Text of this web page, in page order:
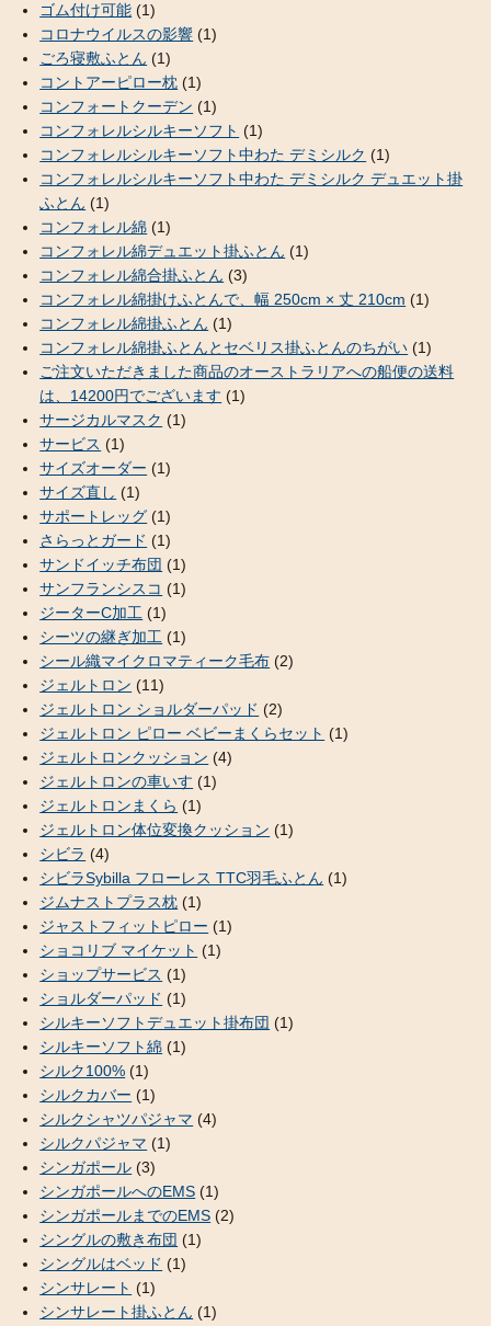
ゴム付け可能 (1)
コロナウイルスの影響 (1)
ごろ寝敷ふとん (1)
コントアーピロー枕 (1)
コンフォートクーデン (1)
コンフォレルシルキーソフト (1)
コンフォレルシルキーソフト中わた デミシルク (1)
コンフォレルシルキーソフト中わた デミシルク デュエット掛
ふとん (1)
コンフォレル綿 (1)
コンフォレル綿デュエット掛ふとん (1)
コンフォレル綿合掛ふとん (3)
コンフォレル綿掛けふとんで、幅 250cm × 丈 210cm (1)
コンフォレル綿掛ふとん (1)
コンフォレル綿掛ふとんとセベリス掛ふとんのちがい (1)
ご注文いただきました商品のオーストラリアへの船便の送料
は、14200円でございます (1)
サージカルマスク (1)
サービス (1)
サイズオーダー (1)
サイズ直し (1)
サポートレッグ (1)
さらっとガード (1)
サンドイッチ布団 (1)
サンフランシスコ (1)
ジーターC加工 (1)
シーツの継ぎ加工 (1)
シール織マイクロマティーク毛布 (2)
ジェルトロン (11)
ジェルトロン ショルダーパッド (2)
ジェルトロン ピロー ベビーまくらセット (1)
ジェルトロンクッション (4)
ジェルトロンの車いす (1)
ジェルトロンまくら (1)
ジェルトロン体位変換クッション (1)
シビラ (4)
シビラSybilla フローレス TTC羽毛ふとん (1)
ジムナストプラス枕 (1)
ジャストフィットピロー (1)
ショコリブ マイケット (1)
ショップサービス (1)
ショルダーパッド (1)
シルキーソフトデュエット掛布団 (1)
シルキーソフト綿 (1)
シルク100% (1)
シルクカバー (1)
シルクシャツパジャマ (4)
シルクパジャマ (1)
シンガポール (3)
シンガポールへのEMS (1)
シンガポールまでのEMS (2)
シングルの敷き布団 (1)
シングルはベッド (1)
シンサレート (1)
シンサレート掛ふとん (1)